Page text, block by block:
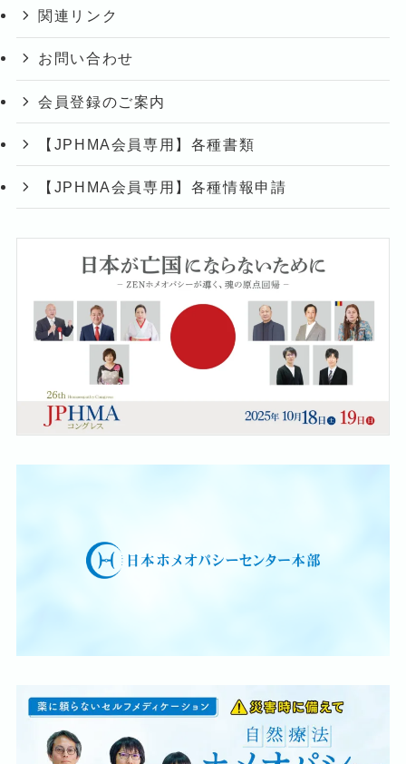
関連リンク
お問い合わせ
会員登録のご案内
【JPHMA会員専用】各種書類
【JPHMA会員専用】各種情報申請